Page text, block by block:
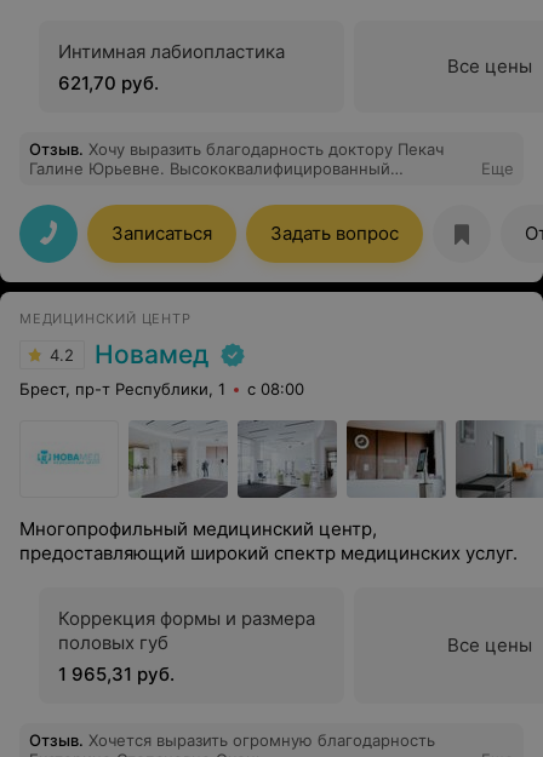
Интимная лабиопластика
621,70 руб.
Все цены
Отзыв. Хочу выразить благодарность доктору Пекач
Галине Юрьевне. Высококвалифицированный
все мои вопросы и дала четкие рекомендации. Всем
советую, кому нужен грамотный гинеколог.
Еще
Записаться Задать вопрос
МЕДИЦИНСКИЙ ЦЕНТР
4.2 Новамед
Брест, пр-т Республики, 1 с 08:00
Многопрофильный медицинский центр,
предоставляющий широкий спектр медицинских услуг.
Коррекция формы и размера
половых губ
1 965,31 руб.
Все цены
Отзыв. Хочется выразить огромную благодарность